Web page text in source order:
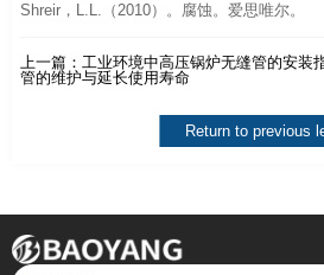
Shreir，L.L.（2010）。腐蚀。爱思唯尔。
上一篇： 工业环境中高压锅炉无缝管的安装
管的维护与延长使用寿命
Return to previous